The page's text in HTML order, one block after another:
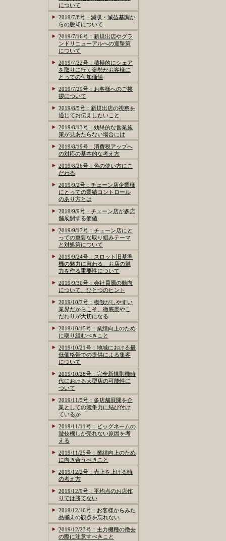
について
2019/7/8号：減収・減益基調か
らの脱却について
2019/7/16号：新規出店やグラ
ンドリニューアルへの迎撃策
について
2019/7/22号：積極的にシェア
を取りに行く姿勢がお客様に
とっての付加価値
2019/7/29号：お客様へのご挨
拶について
2019/8/5号：新規出店の視察を
通じてお伝えしたいこと
2019/8/13号：効果的な営業施
策が見あたらない場合には
2019/8/19号：消費税アップへ
の対応の基本的な考え方
2019/8/26号：色の使い方にこ
だわる
2019/9/2号：チェーン店企業様
にとっての業績コントロール
のあり方とは
2019/9/9号：チェーン店が多店
舗展開する価値
2019/9/17号：チェーン店にと
っての重要な取り組みテーマ
と対処策について
2019/9/24号：スロット旧基準
機の魅力に替わる、お店の魅
力を作る重要性について
2019/9/30号：会社員層の動向
について、ひとつのヒント
2019/10/7号：模倣がしやすい
業界だからこそ、徹底度やこ
だわりが大切になる
2019/10/15号：業績向上のため
に取り組むべきこと
2019/10/21号：地域における最
低価格帯での提供による集客
について
2019/10/28号：完全新規則機時
代における大型店の可能性に
ついて
2019/11/5号：多店舗展開を企
業としての競争力に結び付け
ているか
2019/11/11号：ビッグネームの
遊技機しか売れない原因を考
える
2019/11/25号：業績向上のため
に向き合うべきこと
2019/12/2号：売上を上げる時
の考え方
2019/12/9号：平均点のお店作
りでは勝てない
2019/12/16号：お客様からみた
品揃えの観点を忘れない
2019/12/23号：主力機種の撤去
の際に注意すべきこと